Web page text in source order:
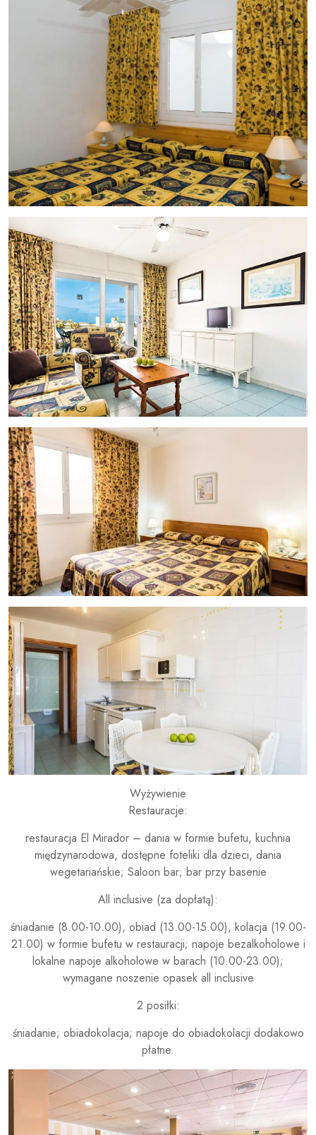
Wyżywienie
Restauracje:
restauracja El Mirador – dania w formie bufetu, kuchnia
międzynarodowa, dostępne foteliki dla dzieci, dania
wegetariańskie; Saloon bar; bar przy basenie
All inclusive (za dopłatą):
śniadanie (8.00-10.00), obiad (13.00-15.00), kolacja (19.00-
21.00) w formie bufetu w restauracji; napoje bezalkoholowe i
lokalne napoje alkoholowe w barach (10.00-23.00);
wymagane noszenie opasek all inclusive
2 posiłki:
śniadanie; obiadokolacja; napoje do obiadokolacji dodakowo
płatne.